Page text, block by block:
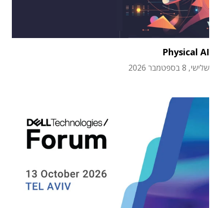
Physical AI
שלישי, 8 בספטמבר 2026